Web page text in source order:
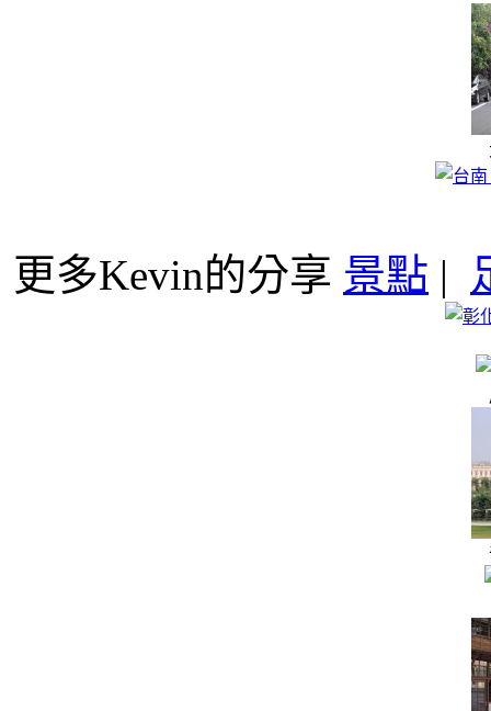
更多Kevin的分享 景點 |